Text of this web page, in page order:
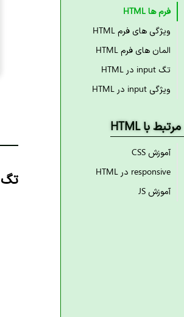
تگ lable
فرم ها HTML
ویژگی های فرم HTML
المان های فرم HTML
تگ input در HTML
ویژگی input در HTML
مرتبط با HTML
آموزش CSS
responsive در HTML
آموزش JS